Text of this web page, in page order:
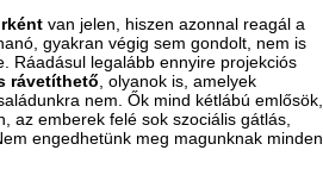
van jelen, hiszen azonnal reagál a
gyakran végig sem gondolt, nem is
Ráadásul legalább ennyire projekciós
rávetíthető , olyanok is, amelyek
nem. Ők mind kétlábú emlősök,
az emberek felé sok szociális gátlás,
engedhetünk meg magunknak minden